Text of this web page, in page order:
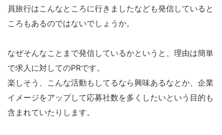
員旅行はこんなところに行きましたなども発信していると
ころもあるのではないでしょうか。
なぜそんなことまで発信しているかというと、理由は簡単
で求人に対してのPRです。
楽しそう、こんな活動もしてるなら興味あるなとか、企業
イメージをアップして応募社数を多くしたいという目的も
含まれていたりします。